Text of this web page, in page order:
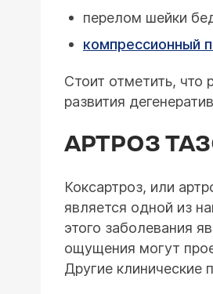
перелом шейки
компрессионный
Стоит отметить, что
развития
АРТРОЗ
Коксартроз, или
является одной из
этого заболевания
ощущения могут
Другие клинические